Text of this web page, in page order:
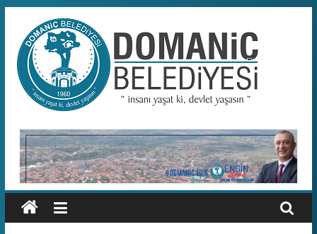
content
Domaniç
Belediyesi
T.C.
DOMANİÇ
BELEDİYESİ
RESMİ
WEB